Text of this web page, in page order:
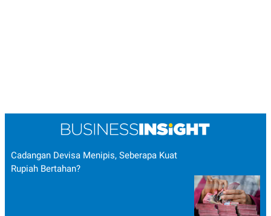
Cadangan Devisa Menipis, Seberapa Kuat
Rupiah Bertahan?